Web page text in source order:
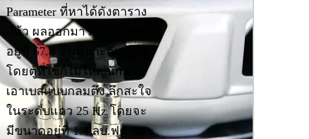
Parameter ที่หาได้ดังตาราง
แล้ว ผลออกมาว่าค่า EBP
อยู่ที่ 67.8 จึงเหมาะกับตู้เปิด
โดยตู้ที่ใช้ก็ไม่ใหญ่นักหาก
เอาเบสแบบกลมตึง ลึกสะใจ
ในระดับแถว 25 Hz โดยจะ
มีขนาดอยู่ที่ 1.4 ลบ.ฟุต และ